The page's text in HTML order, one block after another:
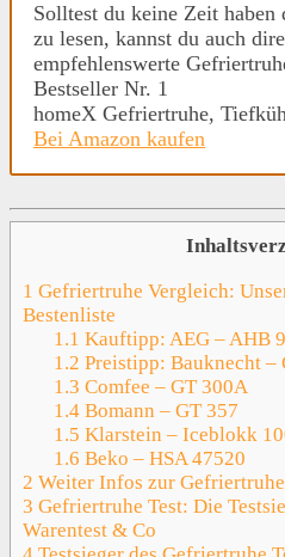
Solltest du keine Zeit haben
zu lesen, kannst du auch
empfehlenswerte
Bestseller Nr. 1
homeX Gefriertruhe,
Bei Amazon kaufen
1 Gefriertruhe Vergleich:
Bestenliste
1.1 Kauftipp: AEG – AHB
1.2 Preistipp: Bauknecht –
1.3 Comfee – GT 300A
1.4Bomann – GT 357
1.5 Klarstein – Iceblokk
1.6 Beko – HSA 47520
2 Weiter Infos zur
3 Gefriertruhe Test: Die
Warentest & Co